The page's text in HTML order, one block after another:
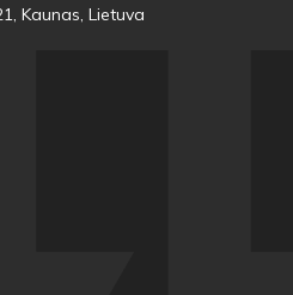
, Kaunas, Lietuva